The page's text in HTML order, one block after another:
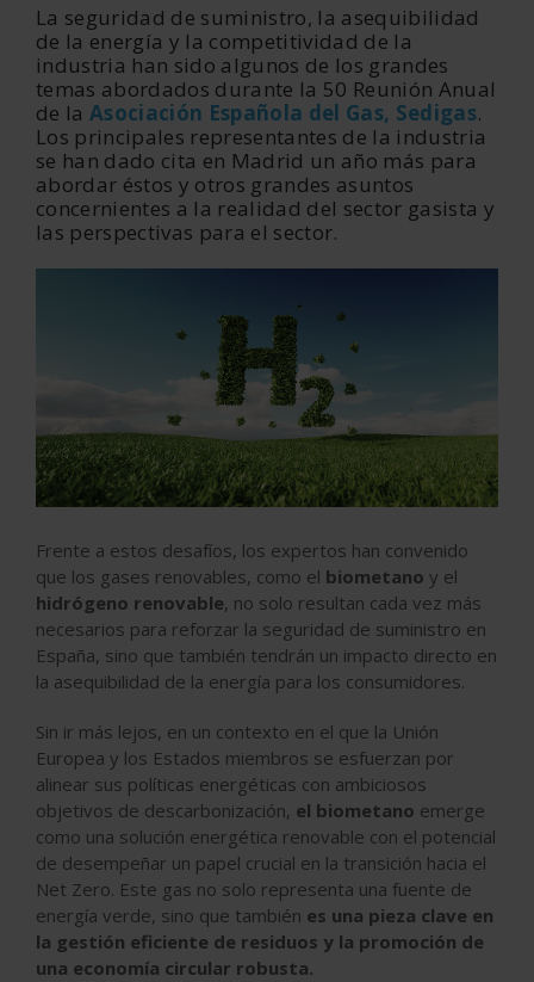
La seguridad de suministro, la asequibilidad
de la energía y la competitividad de la
industria han sido algunos de los grandes
temas abordados durante la 50 Reunión Anual
de la Asociación Española del Gas, Sedigas.
Los principales representantes de la industria
se han dado cita en Madrid un año más para
abordar éstos y otros grandes asuntos
concernientes a la realidad del sector gasista y
las perspectivas para el sector.
Frente a estos desafíos, los expertos han convenido
que los gases renovables, como el biometano y el
hidrógeno renovable, no solo resultan cada vez más
necesarios para reforzar la seguridad de suministro en
España, sino que también tendrán un impacto directo en
la asequibilidad de la energía para los consumidores.
Sin ir más lejos, en un contexto en el que la Unión
Europea y los Estados miembros se esfuerzan por
alinear sus políticas energéticas con ambiciosos
objetivos de descarbonización, el biometano emerge
como una solución energética renovable con el potencial
de desempeñar un papel crucial en la transición hacia el
Net Zero. Este gas no solo representa una fuente de
energía verde, sino que también es una pieza clave en
la gestión eficiente de residuos y la promoción de
una economía circular robusta.